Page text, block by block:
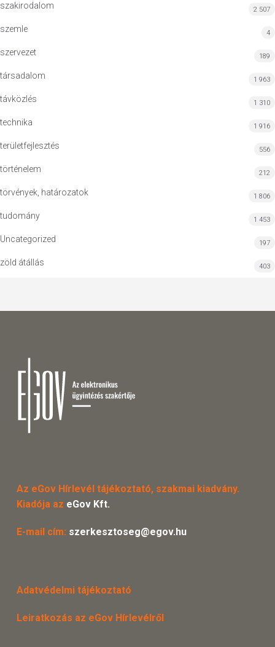
szakirodalom 2 507
szemle 4
szervezet 189
társadalom 1 963
távközlés 1 310
technika 1 916
területfejlesztés 556
történelem 212
törvények, határozatok 1 806
tudomány 1 453
Uncategorized 197
zöld átállás 403
Az eGov Hírlevél tájékoztató, szakmai kiadvány.
Kiadója az eGov Kft.
E-mail cím: szerkesztoseg@egov.hu
Adatvédelmi tájékoztató
Leiratkozás az eGov Hírlevélről